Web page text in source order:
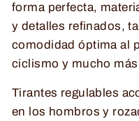
forma perfecta,
y detalles refinados,
comodidad óptima al
ciclismo y mucho
Tirantes regulables
en los hombros y